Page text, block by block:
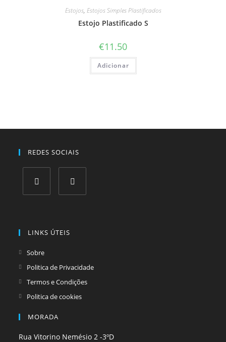
Estojos, Estojos Simples Plastificados
Estojo Plastificado S
€11.50
Adicionar
REDES SOCIAIS
tab
LINKS ÚTEIS
Sobre
Politica de Privacidade
Termos e Condições
Politica de cookies
MORADA
Rua Vitorino Nemésio 2 -3ºD